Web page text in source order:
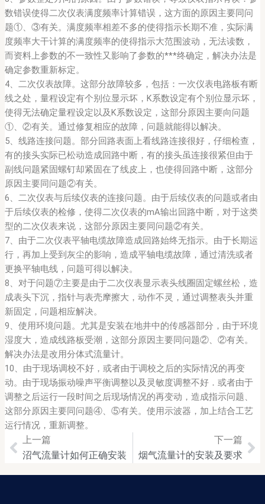
数错误使得二次仪表满度频率计算错误，这方面的原因主要同问
题①、③有关。满度频率相差不多的使得指示长期不准，实际满
度频率大干计算的满度频率的使得指示大范围波动，无法读数，
而资料上参数的不一致性又影响了参数的***终确定，解决办法是
确定参数重新标定。
4、二次仪表故障。这部分故障较多，包括：一次仪表电路板有断
线之处，量程设定有个别位显示坏，K系数设定有个别位显示坏，
使得无法确定量程设定以及K系数设定，这部分原因主要向问题
①、②有关。通过修复相应的故障，问题就能得以解决。
5、线路连接问题。部分回路表面上看线路连接很好，仔细检查，
有的接头实际已松动造成回路中断，有的接头虽连接很紧但由于
副线问题紧固螺钉却紧固在了线皮上，也使得回路中断，这部分
原因主要同问题②有关。
6、二次仪表与后续仪表的连接问题。由于后续仪表的问题或者由
于后续仪表的检修，使得二次仪表的mA输出回路中断，对于这类
型的二次仪表来说，这部分原因主要同问题②有关。
7、由于二次仪表平轴电缆故障造成回路始终无指示。由于长期运
行，再加上受到灰尘的影响，造成平轴电缆故障，通过清洗或者
更换平轴电线，问题可得以解决。
8、对于问题⑦主要是由于二次仪表显示表头线圈固定螺丝松，造
成表头下沉，指针与表壳摩擦大，动作不灵，通过调整表头并重
新固定，问题相应解决。
9、使用环境问题。尤其是安装在地井中的传感器部分，由于环境
湿度大，造成线路板受潮，这部分原因主要同问题②、②有关。
解决办法是改用分体式流量计。
10、由于现场调校不好，或者由于调校之后的实际情况的再变
动。由于现场振动噪声平衡调整以及灵敏度调整不好．或者由于
调整之后运行一段时间之后现场情况的再变动，造成指示问题、
这部分原因主要同问题④、⑤有关。使用示波器，加上结合工艺
运行情况，重新调整。
Prev
上一篇
沼气流量计如何正确安装
下一篇
烟气流量计的安装及要求